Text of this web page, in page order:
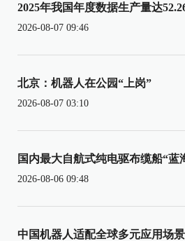
2025年我国年度数据生产量达
2026-08-07 09:46
北京：机器人在公园“上岗”
2026-08-07 03:10
国内最大自航式纯电驱布缆船“蓝
2026-08-06 09:48
中国机器人适配全球多元应用场景